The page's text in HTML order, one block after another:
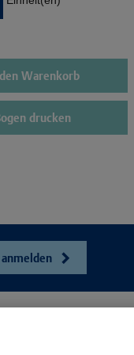
Warenkorb
drucken
anmelden